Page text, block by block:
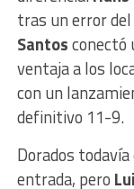
tras un error
Santosconectó
ventaja a los
con un
definitivo 11-9.
Dorados
entrada, pero